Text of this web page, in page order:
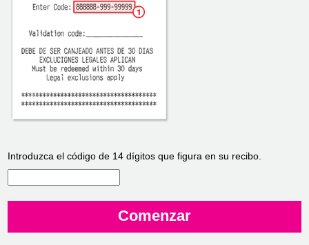
Introduzca el código de 14 dígitos que figura en su recibo.